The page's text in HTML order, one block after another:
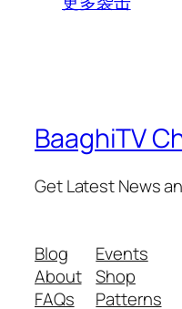
BaaghiTV
Get Latest News
Blog
About
FAQs
Events
Shop
Patterns